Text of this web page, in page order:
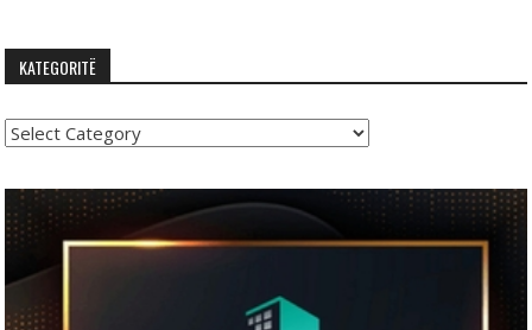
KATEGORITË
Kategoritë